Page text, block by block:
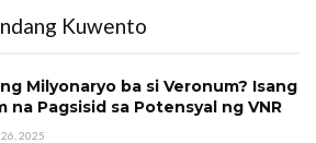
Kuwento
Milyonaryo ba si Veronum? Isang
na Pagsisid sa Potensyal ng VNR
2025